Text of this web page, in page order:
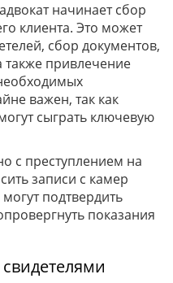
начинает сбор
клиента. Это может
сбор документов,
также привлечение
важен, так как
сыграть ключевую
с преступлением на
записи с камер
подтвердить
показания